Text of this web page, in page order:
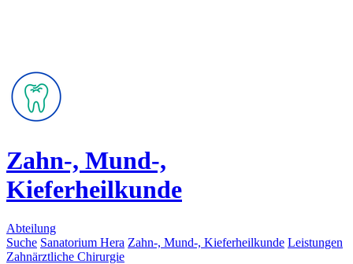
Zahn-, Mund-,
Kieferheilkunde
Abteilung
Suche Sanatorium Hera Zahn-, Mund-, Kieferheilkunde Leistungen
Zahnärztliche Chirurgie